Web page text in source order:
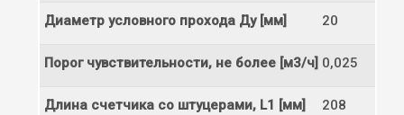
Диаметр условного прохода Ду [мм] 20
Порог чувствительности, не более [м3/ч] 0,025
Длина счетчика со штуцерами, L1 [мм] 208